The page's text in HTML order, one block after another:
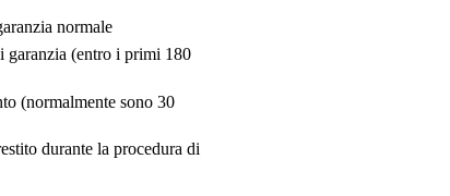
normale
garanzia (entro i primi 180
(normalmente sono 30
durante la procedura di